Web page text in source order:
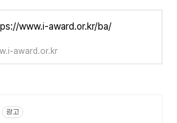
www.i-award.or.kr/ba/
award.or.kr
광고